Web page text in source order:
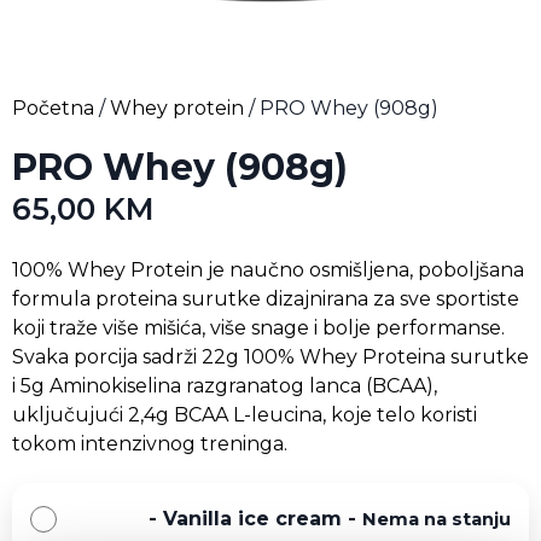
Početna /Whey protein / PRO Whey (908g)
PRO Whey (908g)
65,00 KM
100% Whey Protein je naučno osmišljena, poboljšana
formula proteina surutke dizajnirana za sve sportiste
koji traže više mišića, više snage i bolje performanse.
Svaka porcija sadrži 22g 100% Whey Proteina surutke
i 5g Aminokiselina razgranatog lanca (BCAA),
uključujući 2,4g BCAA L-leucina, koje telo koristi
tokom intenzivnog treninga.
- Vanilla ice cream - Nema na stanju